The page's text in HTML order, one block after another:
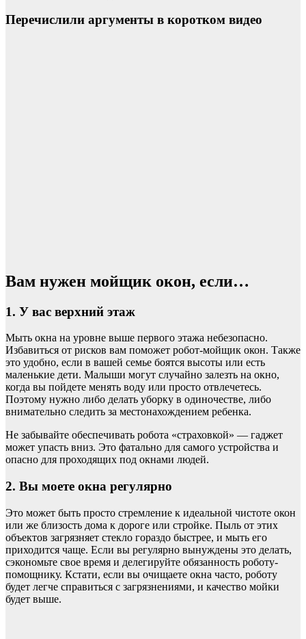
Перечислили аргументы в коротком видео
Вам нужен мойщик окон, если…
1. У вас верхний этаж
Мыть окна на уровне выше первого этажа небезопасно.
Избавиться от рисков вам поможет робот-мойщик окон. Также
это удобно, если в вашей семье боятся высоты или есть
маленькие дети. Малыши могут случайно залезть на окно,
когда вы пойдете менять воду или просто отвлечетесь.
Поэтому нужно либо делать уборку в одиночестве, либо
внимательно следить за местонахождением ребенка.
Не забывайте обеспечивать робота «страховкой» — гаджет
может упасть вниз. Это фатально для самого устройства и
опасно для проходящих под окнами людей.
2. Вы моете окна регулярно
Это может быть просто стремление к идеальной чистоте окон
или же близость дома к дороге или стройке. Пыль от этих
объектов загрязняет стекло гораздо быстрее, и мыть его
приходится чаще. Если вы регулярно вынуждены это делать,
сэкономьте свое время и делегируйте обязанность роботу-
помощнику. Кстати, если вы очищаете окна часто, роботу
будет легче справиться с загрязнениями, и качество мойки
будет выше.